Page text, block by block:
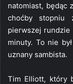
natomiast, będąc
choćby stopniu
pierwszej rundzie
minuty. To nie
uznany sambista.
Tim Elliott, który